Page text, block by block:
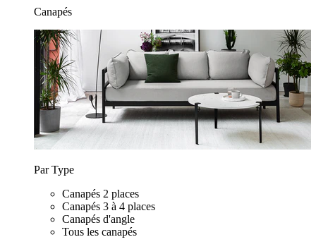
Canapés
Par Type
Canapés 2 places
Canapés 3 à 4 places
Canapés d'angle
Tous les canapés